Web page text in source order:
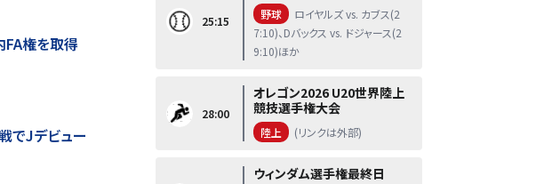
FA権を取得
でJデビュー
25:15 野球
ロイヤルズ vs. カブス(2
7:10)、Dバックス vs. ドジャース(2
9:10)ほか
28:00
オレゴン2026 U20世界陸上
競技選手権大会
陸上 (リンクは外部)
ウィンダム選手権最終日